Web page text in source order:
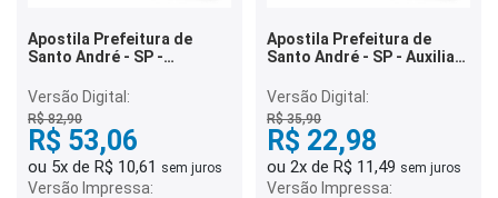
Apostila Prefeitura de
Santo André - SP -
Infantil e Ensino
Fundamental
Versão Digital:
R$ 82,90
R$ 53,06
ou 5x de R$ 10,61 sem juros
Versão Impressa:
Apostila Prefeitura de
Santo André - SP - Auxiliar
Versão Digital:
R$ 35,90
R$ 22,98
ou 2x de R$ 11,49 sem juros
Versão Impressa: